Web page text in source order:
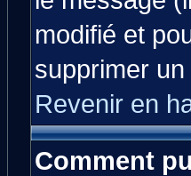
modifié et
supprimer
Revenir en
Comment